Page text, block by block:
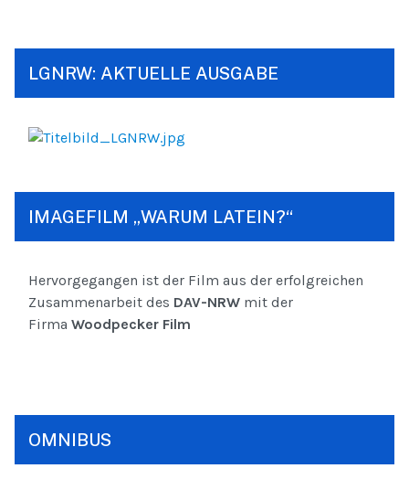
LGNRW: AKTUELLE AUSGABE
IMAGEFILM „WARUM LATEIN?“
Hervorgegangen ist der Film aus der erfolgreichen
Zusammenarbeit des DAV-NRW mit der
Firma Woodpecker Film
OMNIBUS